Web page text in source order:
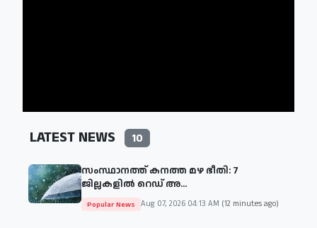
LATEST NEWS 10
സംസ്ഥാനത്ത് കനത്ത മഴ ഭീതി: 7
ജില്ലകളിൽ റെഡ് അ...
Popular News Aug 07, 2026 04:13 AM (12 minutes ago)